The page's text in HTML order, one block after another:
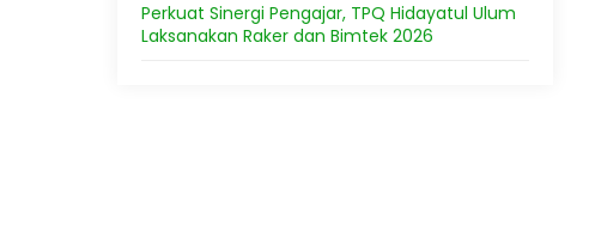
Perkuat Sinergi Pengajar, TPQ Hidayatul Ulum
Laksanakan Raker dan Bimtek 2026